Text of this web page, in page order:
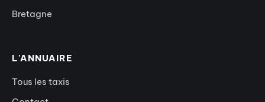
Bretagne
L'ANNUAIRE
Tous les taxis